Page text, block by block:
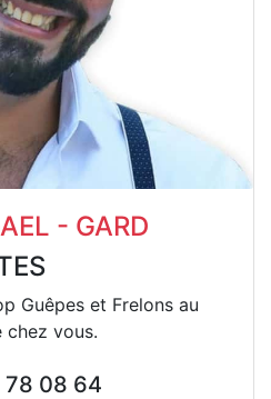
- GARD
Guêpes et Frelons au
chez vous.
78 08 64